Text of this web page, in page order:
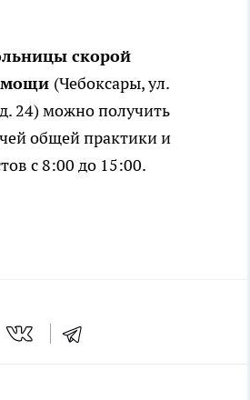
скорой
(Чебоксары, ул.
24) можно получить
общей практики и
с 8:00 до 15:00.